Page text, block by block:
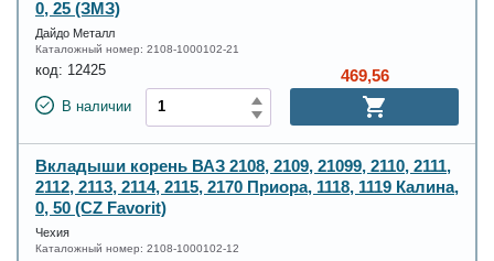
0, 25 (ЗМЗ)
Дайдо Металл
Каталожный номер: 2108-1000102-21
код: 12425
В наличии
469,56
Вкладыши корень ВАЗ 2108, 2109, 21099, 2110, 2111,
2112, 2113, 2114, 2115, 2170 Приора, 1118, 1119 Калина,
0, 50 (CZ Favorit)
Чехия
Каталожный номер: 2108-1000102-12